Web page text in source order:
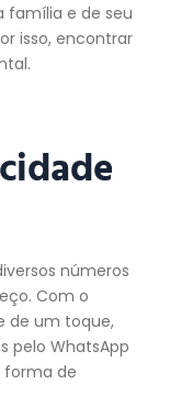
família e de seu
isso, encontrar
números
Com o
de um toque,
pelo WhatsApp
forma de